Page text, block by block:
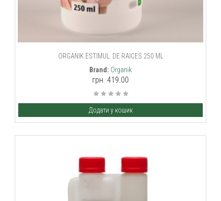
ORGANIK ESTIMUL. DE RAICES 250 ML
Brand: Organik
грн. 419.00
Додати у кошик